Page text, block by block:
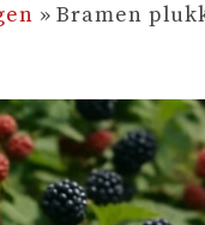
»Bramen